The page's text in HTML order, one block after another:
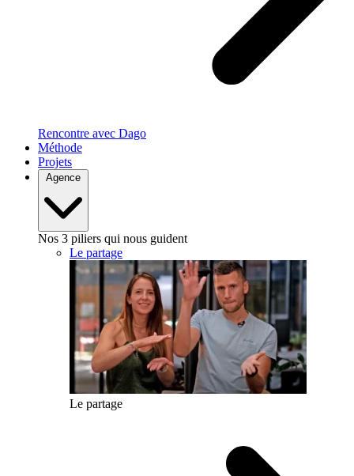
Rencontre avec Dago
Méthode
Projets
Agence
Nos 3 piliers qui nous guident
Le partage
Le partage